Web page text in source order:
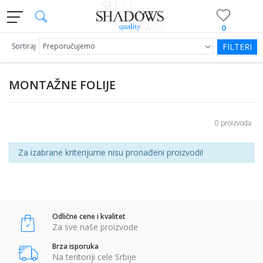
0
MONTAŽNE FOLIJE
Sortiraj FILTERI
0 proizvoda
Za izabrane kriterijume nisu pronađeni proizvodi!
Odlične cene i kvalitet
Za sve naše proizvode
Brza isporuka
Na teritoriji cele Srbije